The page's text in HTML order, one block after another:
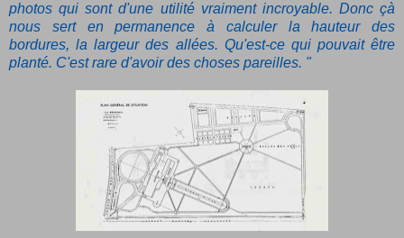
photos qui sont d'une utilité vraiment incroyable. Donc çà
nous sert en permanence à calculer la hauteur des
bordures, la largeur des allées. Qu'est-ce qui pouvait être
planté. C'est rare d'avoir des choses pareilles. "